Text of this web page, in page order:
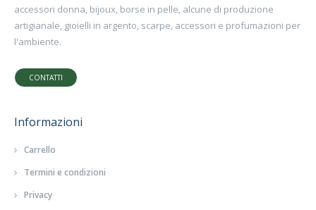
accessori donna, bijoux, borse in pelle, alcune di produzione
artigianale, gioielli in argento, scarpe, accessori e profumazioni per
l'ambiente.
CONTATTI
Informazioni
Carrello
Termini e condizioni
Privacy